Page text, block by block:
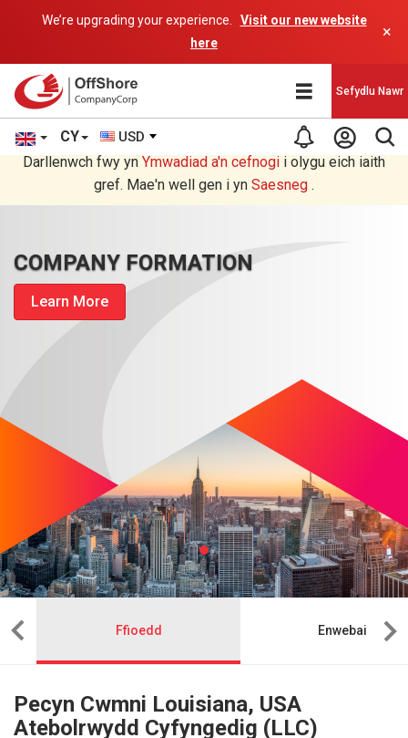
We’re upgrading your experience.
Visit our new website
here
×
CY USD
Sefydlu Nawr
Rydych chi'n darllen yn Welsh cyfieithu gan raglen AI.
Darllenwch fwy yn Ymwadiad a'n cefnogi i olygu eich iaith
gref. Mae'n well gen i yn Saesneg .
COMPANY FORMATION
Learn More
Ffioedd Enwebai
Pecyn Cwmni Louisiana, USA
Atebolrwydd Cyfyngedig (LLC)